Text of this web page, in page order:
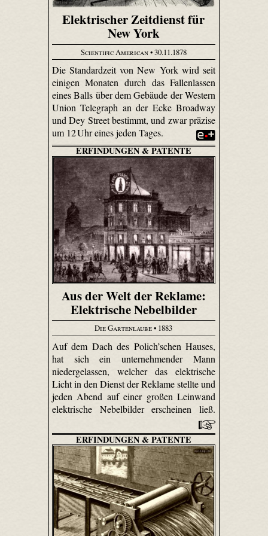
Elektrischer Zeitdienst für
New York
Scientific American• 30.11.1878
Die Standardzeit von New York wird seit
einigen Monaten durch das Fallenlassen
eines Balls über dem Gebäude der Western
Union Telegraph an der Ecke Broadway
und Dey Street bestimmt, und zwar präzise
um 12 Uhr eines jeden Tages.
ERFINDUNGEN & PATENTE
Aus der Welt der Reklame:
Elektrische Nebelbilder
Die Gartenlaube• 1883
Auf dem Dach des Polich’schen Hauses,
hat sich ein unternehmender Mann
niedergelassen, welcher das elektrische
Licht in den Dienst der Reklame stellte und
jeden Abend auf einer großen Leinwand
elektrische Nebelbilder erscheinen ließ.
ERFINDUNGEN & PATENTE